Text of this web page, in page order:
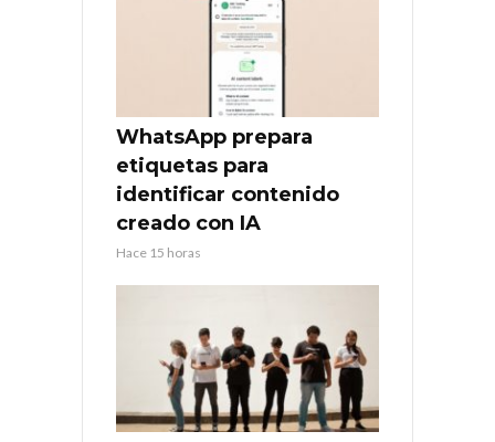
WhatsApp prepara
etiquetas para
identificar contenido
creado con IA
Hace 15 horas